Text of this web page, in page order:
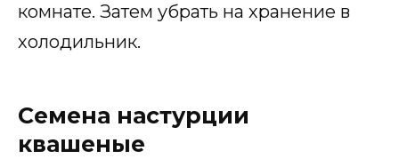
комнате. Затем убрать на хранение в
холодильник.
Семена настурции
квашеные